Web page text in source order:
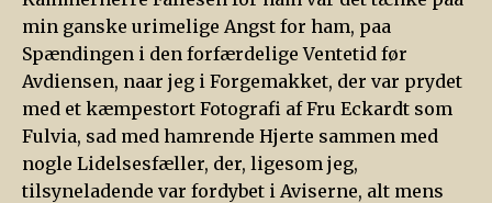
min ganske urimelige Angst for ham, paa
Spændingen i den forfærdelige Ventetid før
Avdiensen, naar jeg i Forgemakket, der var prydet
med et kæmpestort Fotografi af Fru Eckardt som
Fulvia, sad med hamrende Hjerte sammen med
nogle Lidelsesfæller, der, ligesom jeg,
tilsyneladende var fordybet i Aviserne, alt mens